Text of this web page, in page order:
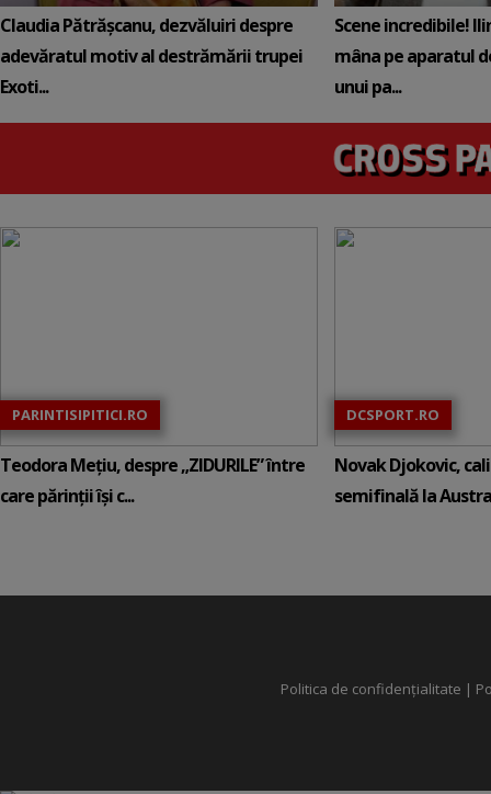
Claudia Pătrășcanu, dezvăluiri despre
adevăratul motiv al destrămării trupei
Exoti...
Scene incredibile!
mâna pe aparatul
unui pa...
PARINTISIPITICI.RO
Teodora Mețiu, despre „ZIDURILE” între
care părinții își c...
DCSPORT.RO
Novak Djokovic,
semifinală la
Politica de confidențialitate |